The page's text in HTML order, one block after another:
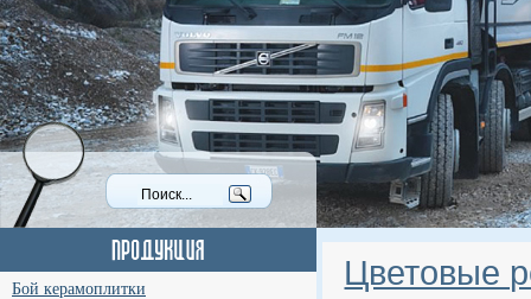
Бой керамоплитки
Цветовые